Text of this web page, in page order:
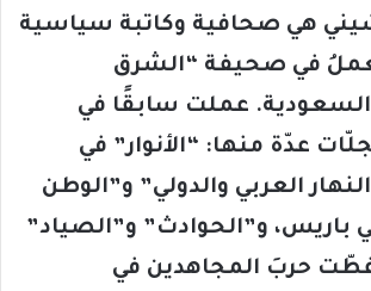
هي صحافية وكاتبة سياسية
تعملُ في صحيفة “الشرق
عملت سابقًا في
عدّة منها: “الأنوار” في
العربي والدولي” و”الوطن
باريس، و”الحوادث” و”الصياد”
حربَ المجاهدين في